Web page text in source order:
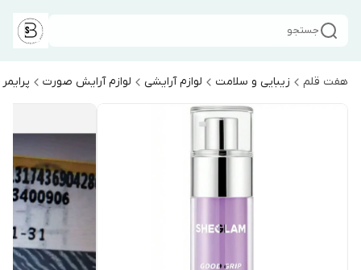
جستجو
هفت قلم زیبایی و سلامت لوازم آرایشی لوازم آرایش صورت